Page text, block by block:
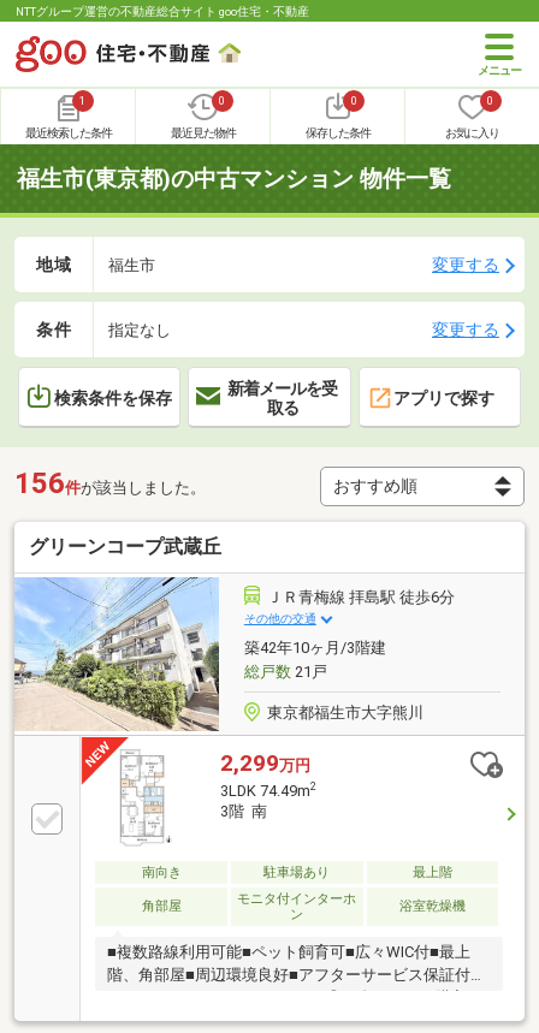
NTTグループ運営の不動産総合サイト goo住宅・不動産
1
最近検索した条件
0
最近見た物件
0
保存した条件
0
お気に入り
福生市(東京都)の中古マンション 物件一覧
地域 福生市 変更する
条件 指定なし 変更する
検索条件を保存
新着メールを受
取る
アプリで探す
156件が該当しました。
グリーンコープ武蔵丘
ＪＲ青梅線 拝島駅 徒歩6分
その他の交通
築42年10ヶ月/3階建
総戸数21戸
東京都福生市大字熊川
2,299万円
3LDK 74.49m2
3階 南
南向き 駐車場あり 最上階
角部屋
モニタ付インターホ
ン
浴室乾燥機
■複数路線利用可能■ペット飼育可■広々WIC付■最上
階、角部屋■周辺環境良好■アフターサービス保証付ー
ーーーーーーーーーーーーーー◎頭金０円から購入可
能◎FPによるライフプランのシミュレーション診断◎